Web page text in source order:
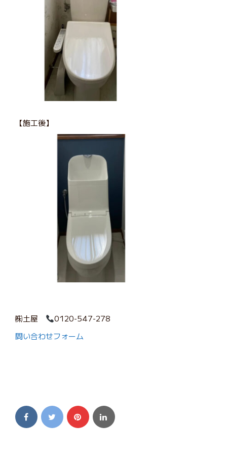
【施工後】
㈱土屋
0120-547-278
問い合わせフォーム